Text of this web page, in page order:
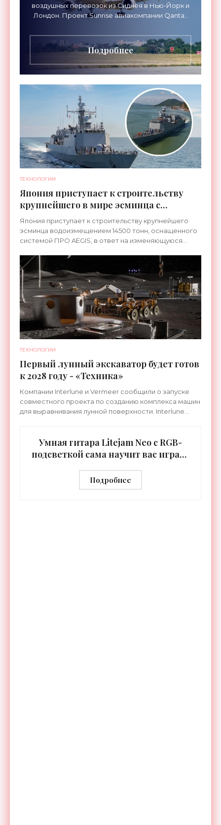
воздушных перевозок из Сиднея в Нью-Йорк и
Лондон. Проект Sunrise авиакомпании Qantas
длительностью до 24
Подробнее
ТЕХНОЛОГИИ
Япония приступает к строительству
крупнейшего в мире эсминца с
системой ПРО AEGIS - «Оружие»
Япония приступает к строительству крупнейшего
эсминца водоизмещением 14500 тонн, оснащенного
системой ПРО AEGIS, в ответ на изменяющуюся
ракетные
ТЕХНОЛОГИИ
Первый лунный экскаватор будет готов
к 2028 году - «Техника»
Компании Interlune и Vermeer сообщили о запуске
совместного проекта по созданию комплекса машин
для выравнивания лунной поверхности. Interlune
Умная гитара Litejam Neo с RGB-
подсветкой сама научит вас играть
Подробнее